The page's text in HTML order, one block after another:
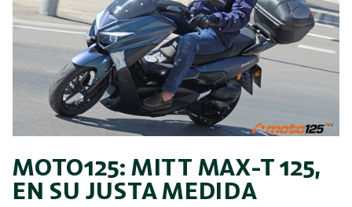
MOTO125: MITT MAX-T 125,
EN SU JUSTA MEDIDA